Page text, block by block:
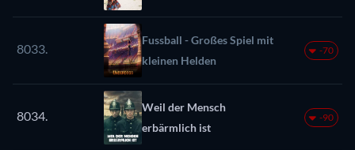
8033.
Fussball - Großes Spiel mit
kleinen Helden
-70
8034.
Weil der Mensch
erbärmlich ist
-90